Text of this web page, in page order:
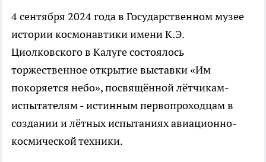
4 сентября 2024 года в Государственном музее
истории космонавтики имени К.Э.
Циолковского в Калуге состоялось
торжественное открытие выставки «Им
покоряется небо», посвящённой лётчикам-
испытателям - истинным первопроходцам в
создании и лётных испытаниях авиационно-
космической техники.